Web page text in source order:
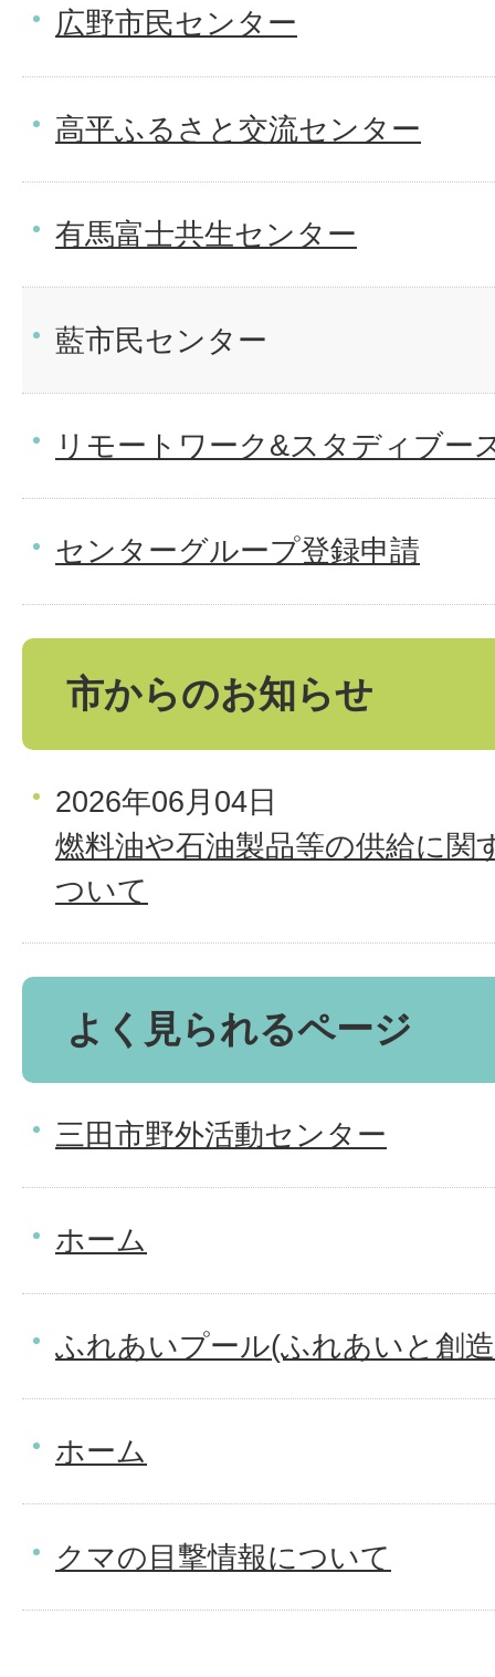
広野市民センター
高平ふるさと交流センター
有馬富士共生センター
藍市民センター
リモートワーク&スタディブー
センターグループ登録申請
市からのお知らせ
2026年06月04日
燃料油や石油製品等の供給に関
ついて
よく見られるページ
三田市野外活動センター
ホーム
ふれあいプール(ふれあいと創
ホーム
クマの目撃情報について